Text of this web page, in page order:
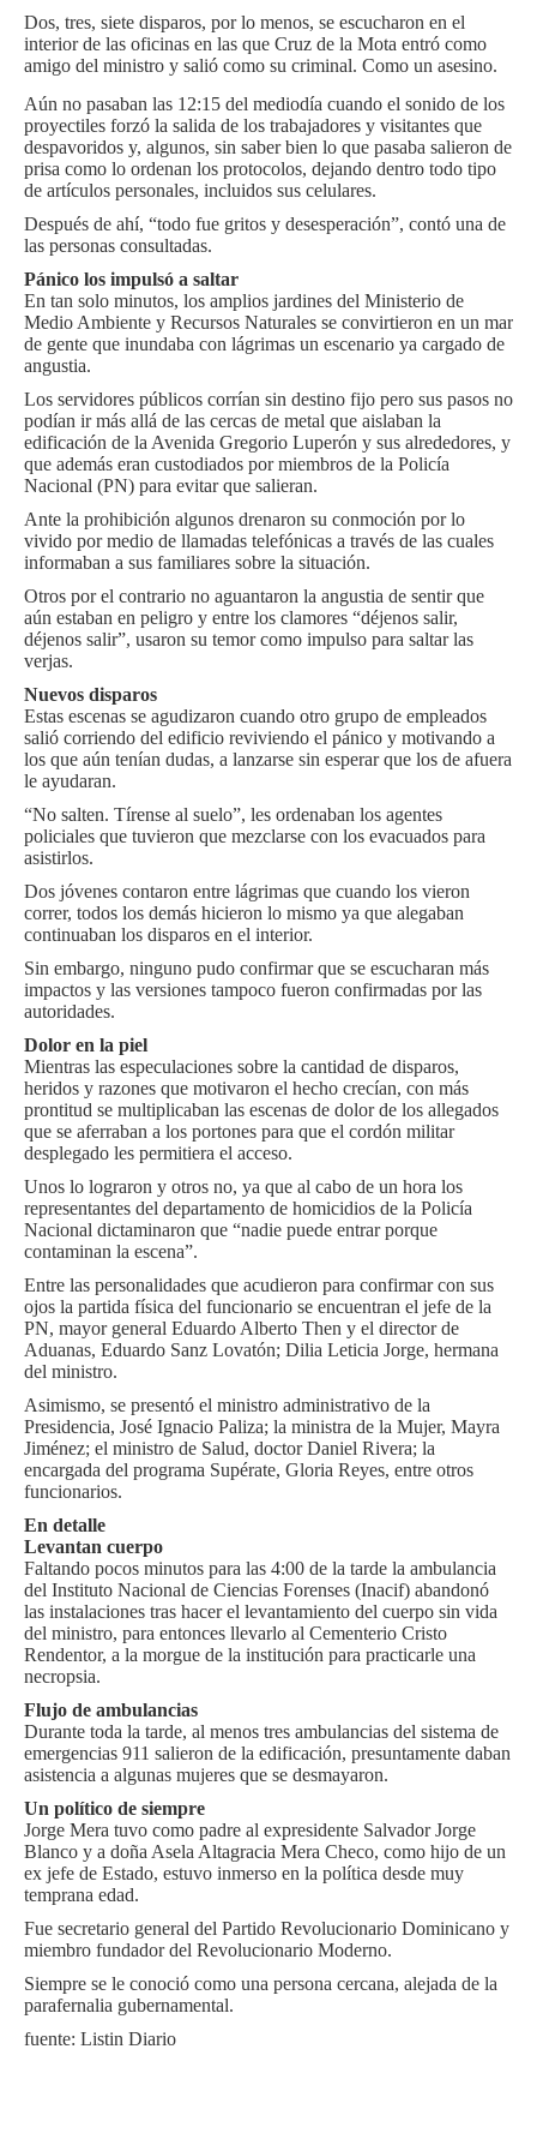
Dos, tres, siete disparos, por lo menos, se escucharon en el
interior de las oficinas en las que Cruz de la Mota entró como
amigo del ministro y salió como su criminal. Como un asesino.
Aún no pasaban las 12:15 del mediodía cuando el sonido de los
proyectiles forzó la salida de los trabajadores y visitantes que
despavoridos y, algunos, sin saber bien lo que pasaba salieron de
prisa como lo ordenan los protocolos, dejando dentro todo tipo
de artículos personales, incluidos sus celulares.
Después de ahí, “todo fue gritos y desesperación”, contó una de
las personas consultadas.
Pánico los impulsó a saltar
En tan solo minutos, los amplios jardines del Ministerio de
Medio Ambiente y Recursos Naturales se convirtieron en un mar
de gente que inundaba con lágrimas un escenario ya cargado de
angustia.
Los servidores públicos corrían sin destino fijo pero sus pasos no
podían ir más allá de las cercas de metal que aislaban la
edificación de la Avenida Gregorio Luperón y sus alrededores, y
que además eran custodiados por miembros de la Policía
Nacional (PN) para evitar que salieran.
Ante la prohibición algunos drenaron su conmoción por lo
vivido por medio de llamadas telefónicas a través de las cuales
informaban a sus familiares sobre la situación.
Otros por el contrario no aguantaron la angustia de sentir que
aún estaban en peligro y entre los clamores “déjenos salir,
déjenos salir”, usaron su temor como impulso para saltar las
verjas.
Nuevos disparos
Estas escenas se agudizaron cuando otro grupo de empleados
salió corriendo del edificio reviviendo el pánico y motivando a
los que aún tenían dudas, a lanzarse sin esperar que los de afuera
le ayudaran.
“No salten. Tírense al suelo”, les ordenaban los agentes
policiales que tuvieron que mezclarse con los evacuados para
asistirlos.
Dos jóvenes contaron entre lágrimas que cuando los vieron
correr, todos los demás hicieron lo mismo ya que alegaban
continuaban los disparos en el interior.
Sin embargo, ninguno pudo confirmar que se escucharan más
impactos y las versiones tampoco fueron confirmadas por las
autoridades.
Dolor en la piel
Mientras las especulaciones sobre la cantidad de disparos,
heridos y razones que motivaron el hecho crecían, con más
prontitud se multiplicaban las escenas de dolor de los allegados
que se aferraban a los portones para que el cordón militar
desplegado les permitiera el acceso.
Unos lo lograron y otros no, ya que al cabo de un hora los
representantes del departamento de homicidios de la Policía
Nacional dictaminaron que “nadie puede entrar porque
contaminan la escena”.
Entre las personalidades que acudieron para confirmar con sus
ojos la partida física del funcionario se encuentran el jefe de la
PN, mayor general Eduardo Alberto Then y el director de
Aduanas, Eduardo Sanz Lovatón; Dilia Leticia Jorge, hermana
del ministro.
Asimismo, se presentó el ministro administrativo de la
Presidencia, José Ignacio Paliza; la ministra de la Mujer, Mayra
Jiménez; el ministro de Salud, doctor Daniel Rivera; la
encargada del programa Supérate, Gloria Reyes, entre otros
funcionarios.
En detalle
Levantan cuerpo
Faltando pocos minutos para las 4:00 de la tarde la ambulancia
del Instituto Nacional de Ciencias Forenses (Inacif) abandonó
las instalaciones tras hacer el levantamiento del cuerpo sin vida
del ministro, para entonces llevarlo al Cementerio Cristo
Rendentor, a la morgue de la institución para practicarle una
necropsia.
Flujo de ambulancias
Durante toda la tarde, al menos tres ambulancias del sistema de
emergencias 911 salieron de la edificación, presuntamente daban
asistencia a algunas mujeres que se desmayaron.
Un político de siempre
Jorge Mera tuvo como padre al expresidente Salvador Jorge
Blanco y a doña Asela Altagracia Mera Checo, como hijo de un
ex jefe de Estado, estuvo inmerso en la política desde muy
temprana edad.
Fue secretario general del Partido Revolucionario Dominicano y
miembro fundador del Revolucionario Moderno.
Siempre se le conoció como una persona cercana, alejada de la
parafernalia gubernamental.
fuente: Listin Diario